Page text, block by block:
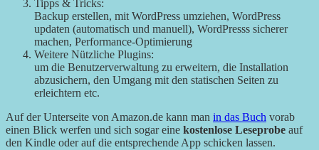
Tipps & Tricks:
Backup erstellen, mit WordPress umziehen, WordPress
updaten (automatisch und manuell), WordPresss sicherer
machen, Performance-Optimierung
Weitere Nützliche Plugins:
um die Benutzerverwaltung zu erweitern, die Installation
abzusichern, den Umgang mit den statischen Seiten zu
erleichtern etc.
Auf der Unterseite von Amazon.de kann man in das Buch vorab
einen Blick werfen und sich sogar eine kostenlose Leseprobe auf
den Kindle oder auf die entsprechende App schicken lassen.